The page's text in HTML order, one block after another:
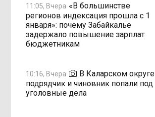
11:05, Вчера «В большинстве
регионов индексация прошла с 1
января»: почему Забайкалье
задержало повышение зарплат
бюджетникам
10:16, Вчера
В Каларском округе
подрядчик и чиновник попали под
уголовные дела